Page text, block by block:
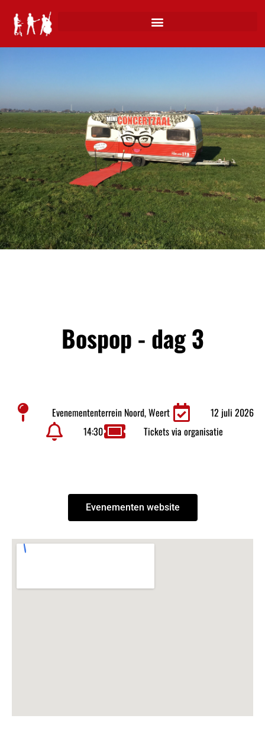
Bospop - dag 3
Evenemententerrein Noord, Weert
12 juli 2026
14:30
Tickets via organisatie
Evenementen website